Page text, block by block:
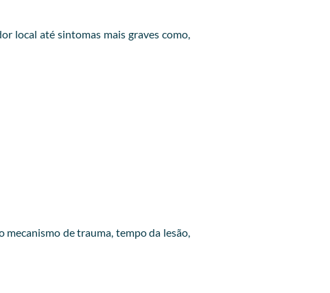
local até sintomas mais graves como,
de trauma, tempo da lesão,